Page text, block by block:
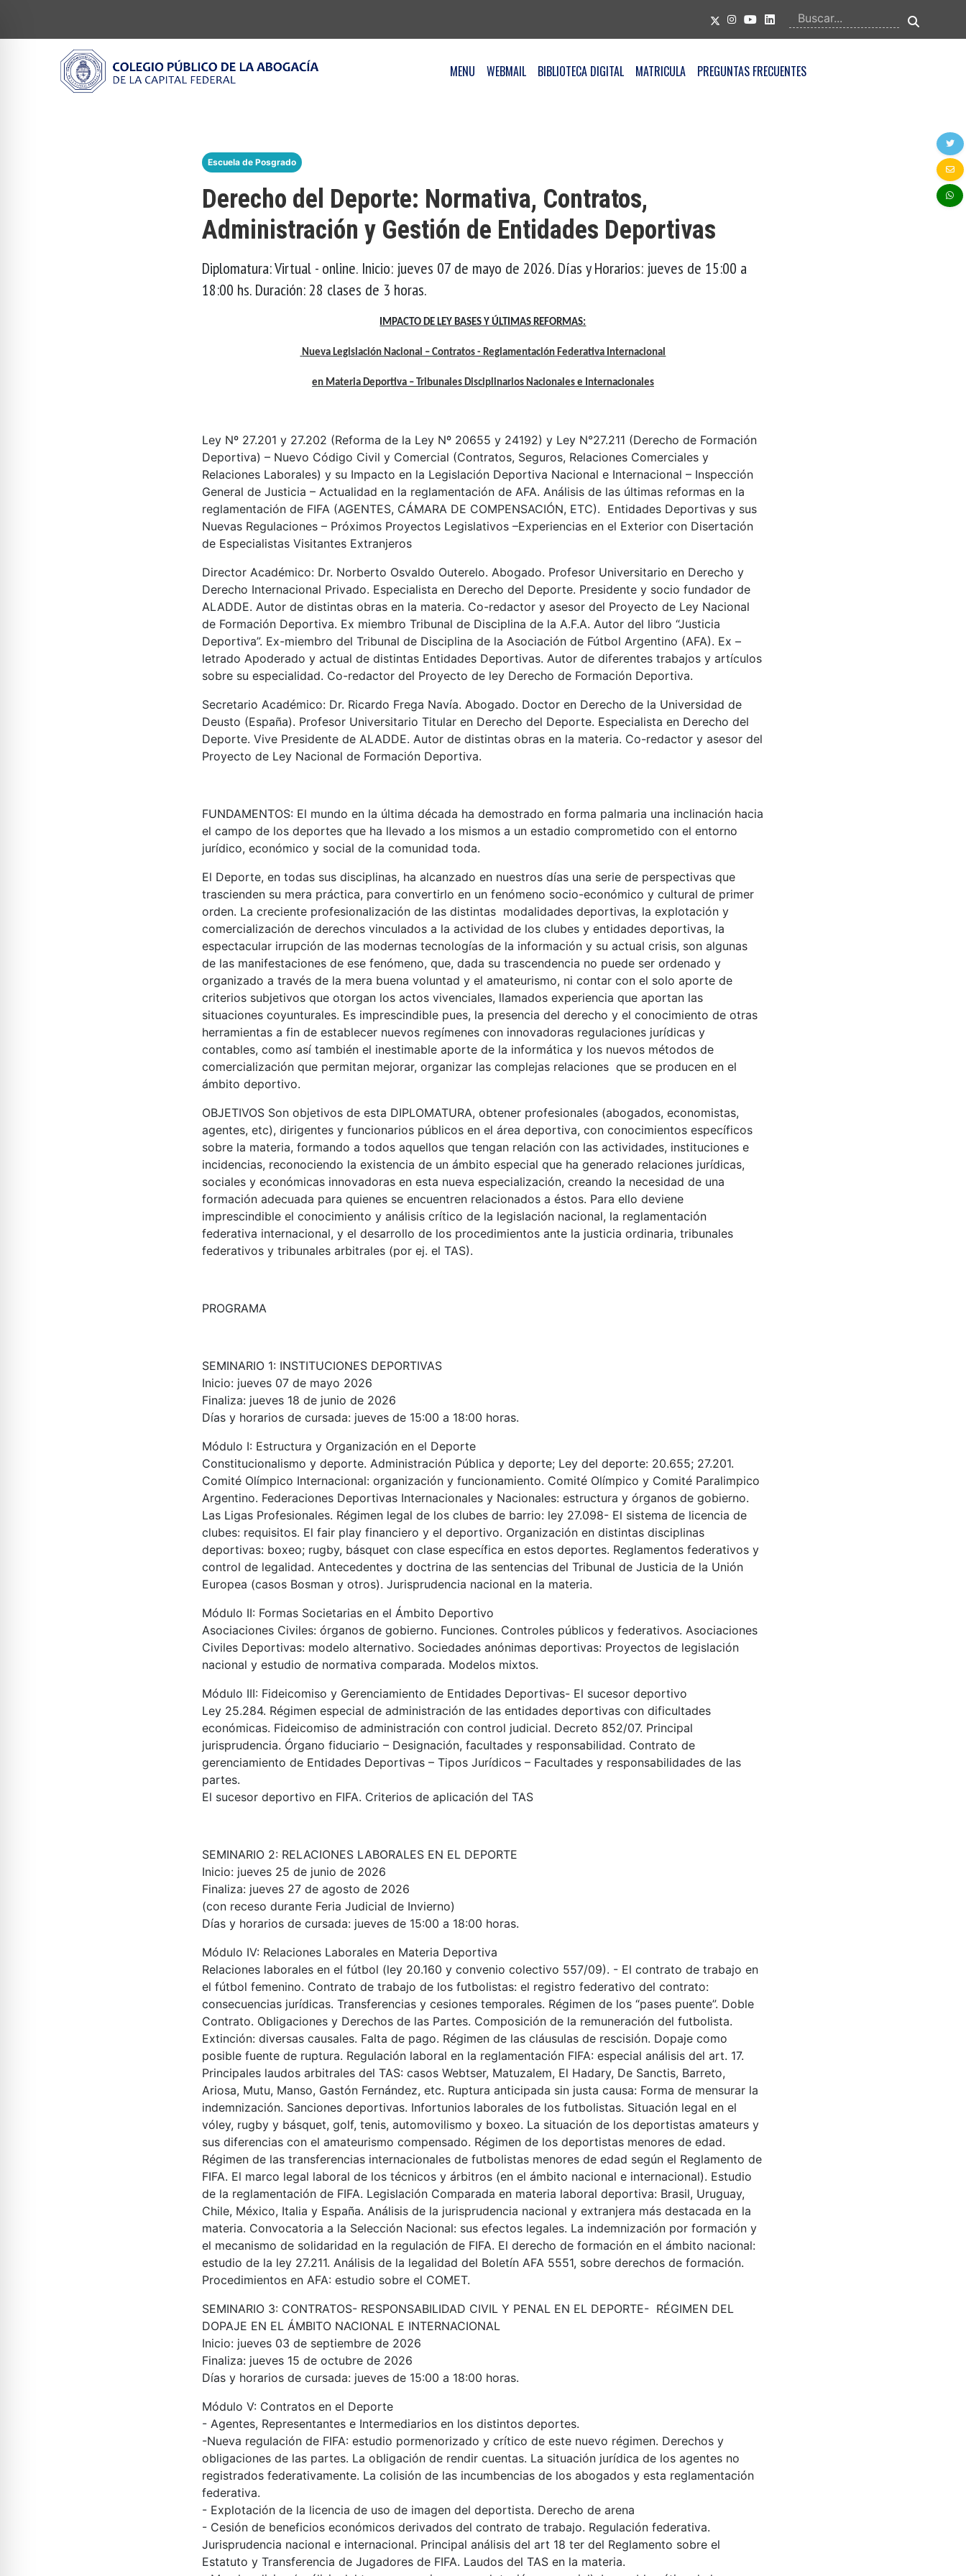
MENU WEBMAIL BIBLIOTECA DIGITAL MATRICULA PREGUNTAS FRECUENTES
Escuela de Posgrado
Derecho del Deporte: Normativa, Contratos,
Administración y Gestión de Entidades Deportivas
Diplomatura: Virtual - online. Inicio: jueves 07 de mayo de 2026. Días y Horarios: jueves de 15:00 a
18:00 hs. Duración: 28 clases de 3 horas.
IMPACTO DE LEY BASES Y ÚLTIMAS REFORMAS:
Nueva Legislación Nacional – Contratos - Reglamentación Federativa Internacional
en Materia Deportiva – Tribunales Disciplinarios Nacionales e Internacionales
Ley Nº 27.201 y 27.202 (Reforma de la Ley Nº 20655 y 24192) y Ley N°27.211 (Derecho de Formación
Deportiva) – Nuevo Código Civil y Comercial (Contratos, Seguros, Relaciones Comerciales y
Relaciones Laborales) y su Impacto en la Legislación Deportiva Nacional e Internacional – Inspección
General de Justicia – Actualidad en la reglamentación de AFA. Análisis de las últimas reformas en la
reglamentación de FIFA (AGENTES, CÁMARA DE COMPENSACIÓN, ETC). Entidades Deportivas y sus
Nuevas Regulaciones – Próximos Proyectos Legislativos –Experiencias en el Exterior con Disertación
de Especialistas Visitantes Extranjeros
Director Académico: Dr. Norberto Osvaldo Outerelo.Abogado. Profesor Universitario en Derecho y
Derecho Internacional Privado. Especialista en Derecho del Deporte. Presidente y socio fundador de
ALADDE. Autor de distintas obras en la materia. Co-redactor y asesor del Proyecto de Ley Nacional
de Formación Deportiva. Ex miembro Tribunal de Disciplina de la A.F.A. Autor del libro “Justicia
Deportiva”. Ex-miembro del Tribunal de Disciplina de la Asociación de Fútbol Argentino (AFA). Ex –
letrado Apoderado y actual de distintas Entidades Deportivas. Autor de diferentes trabajos y artículos
sobre su especialidad. Co-redactor del Proyecto de ley Derecho de Formación Deportiva.
Secretario Académico: Dr. Ricardo Frega Navía.Abogado. Doctor en Derecho de la Universidad de
Deusto (España). Profesor Universitario Titular en Derecho del Deporte. Especialista en Derecho del
Deporte. Vive Presidente de ALADDE. Autor de distintas obras en la materia. Co-redactor y asesor del
Proyecto de Ley Nacional de Formación Deportiva.
FUNDAMENTOS: El mundo en la última década ha demostrado en forma palmaria una inclinación hacia
el campo de los deportes que ha llevado a los mismos a un estadio comprometido con el entorno
jurídico, económico y social de la comunidad toda.
El Deporte, en todas sus disciplinas, ha alcanzado en nuestros días una serie de perspectivas que
trascienden su mera práctica, para convertirlo en un fenómeno socio-económico y cultural de primer
orden. La creciente profesionalización de las distintas modalidades deportivas, la explotación y
comercialización de derechos vinculados a la actividad de los clubes y entidades deportivas, la
espectacular irrupción de las modernas tecnologías de la información y su actual crisis, son algunas
de las manifestaciones de ese fenómeno, que, dada su trascendencia no puede ser ordenado y
organizado a través de la mera buena voluntad y el amateurismo, ni contar con el solo aporte de
criterios subjetivos que otorgan los actos vivenciales, llamados experiencia que aportan las
situaciones coyunturales. Es imprescindible pues, la presencia del derecho y el conocimiento de otras
herramientas a fin de establecer nuevos regímenes con innovadoras regulaciones jurídicas y
contables, como así también el inestimable aporte de la informática y los nuevos métodos de
comercialización que permitan mejorar, organizar las complejas relaciones que se producen en el
ámbito deportivo.
OBJETIVOS Son objetivos de esta DIPLOMATURA, obtener profesionales (abogados, economistas,
agentes, etc), dirigentes y funcionarios públicos en el área deportiva, con conocimientos específicos
sobre la materia, formando a todos aquellos que tengan relación con las actividades, instituciones e
incidencias, reconociendo la existencia de un ámbito especial que ha generado relaciones jurídicas,
sociales y económicas innovadoras en esta nueva especialización, creando la necesidad de una
formación adecuada para quienes se encuentren relacionados a éstos. Para ello deviene
imprescindible el conocimiento y análisis crítico de la legislación nacional, la reglamentación
federativa internacional, y el desarrollo de los procedimientos ante la justicia ordinaria, tribunales
federativos y tribunales arbitrales (por ej. el TAS).
PROGRAMA
SEMINARIO 1: INSTITUCIONES DEPORTIVAS
Inicio: jueves 07 de mayo 2026
Finaliza: jueves 18 de junio de 2026
Días y horarios de cursada: jueves de 15:00 a 18:00 horas.
Módulo I: Estructura y Organización en el Deporte
Constitucionalismo y deporte. Administración Pública y deporte; Ley del deporte: 20.655; 27.201.
Comité Olímpico Internacional: organización y funcionamiento. Comité Olímpico y Comité Paralimpico
Argentino. Federaciones Deportivas Internacionales y Nacionales: estructura y órganos de gobierno.
Las Ligas Profesionales. Régimen legal de los clubes de barrio: ley 27.098- El sistema de licencia de
clubes: requisitos. El fair play financiero y el deportivo. Organización en distintas disciplinas
deportivas: boxeo; rugby, básquet con clase específica en estos deportes. Reglamentos federativos y
control de legalidad. Antecedentes y doctrina de las sentencias del Tribunal de Justicia de la Unión
Europea (casos Bosman y otros). Jurisprudencia nacional en la materia.
Módulo II: Formas Societarias en el Ámbito Deportivo
Asociaciones Civiles: órganos de gobierno. Funciones. Controles públicos y federativos. Asociaciones
Civiles Deportivas: modelo alternativo. Sociedades anónimas deportivas: Proyectos de legislación
nacional y estudio de normativa comparada. Modelos mixtos.
Módulo III: Fideicomiso y Gerenciamiento de Entidades Deportivas- El sucesor deportivo
Ley 25.284. Régimen especial de administración de las entidades deportivas con dificultades
económicas. Fideicomiso de administración con control judicial. Decreto 852/07. Principal
jurisprudencia. Órgano fiduciario – Designación, facultades y responsabilidad. Contrato de
gerenciamiento de Entidades Deportivas – Tipos Jurídicos – Facultades y responsabilidades de las
partes.
El sucesor deportivo en FIFA. Criterios de aplicación del TAS
SEMINARIO 2: RELACIONES LABORALES EN EL DEPORTE
Inicio: jueves 25 de juniode 2026
Finaliza: jueves 27 de agosto de 2026
(con receso durante Feria Judicial de Invierno)
Días y horarios de cursada: jueves de 15:00 a 18:00 horas.
Módulo IV: Relaciones Laborales en Materia Deportiva
Relaciones laborales en el fútbol (ley 20.160 y convenio colectivo 557/09). - El contrato de trabajo en
el fútbol femenino. Contrato de trabajo de los futbolistas: el registro federativo del contrato:
consecuencias jurídicas. Transferencias y cesiones temporales. Régimen de los “pases puente”. Doble
Contrato. Obligaciones y Derechos de las Partes. Composición de la remuneración del futbolista.
Extinción: diversas causales. Falta de pago. Régimen de las cláusulas de rescisión. Dopaje como
posible fuente de ruptura. Regulación laboral en la reglamentación FIFA: especial análisis del art. 17.
Principales laudos arbitrales del TAS: casos Webtser, Matuzalem, El Hadary, De Sanctis, Barreto,
Ariosa, Mutu, Manso, Gastón Fernández, etc. Ruptura anticipada sin justa causa: Forma de mensurar la
indemnización. Sanciones deportivas. Infortunios laborales de los futbolistas. Situación legal en el
vóley, rugby y básquet, golf, tenis, automovilismo y boxeo. La situación de los deportistas amateurs y
sus diferencias con el amateurismo compensado. Régimen de los deportistas menores de edad.
Régimen de las transferencias internacionales de futbolistas menores de edad según el Reglamento de
FIFA. El marco legal laboral de los técnicos y árbitros (en el ámbito nacional e internacional). Estudio
de la reglamentación de FIFA. Legislación Comparada en materia laboral deportiva: Brasil, Uruguay,
Chile, México, Italia y España. Análisis de la jurisprudencia nacional y extranjera más destacada en la
materia. Convocatoria a la Selección Nacional: sus efectos legales. La indemnización por formación y
el mecanismo de solidaridad en la regulación de FIFA. El derecho de formación en el ámbito nacional:
estudio de la ley 27.211. Análisis de la legalidad del Boletín AFA 5551, sobre derechos de formación.
Procedimientos en AFA: estudio sobre el COMET.
SEMINARIO 3: CONTRATOS- RESPONSABILIDAD CIVIL Y PENAL EN EL DEPORTE- RÉGIMEN DEL
DOPAJE EN EL ÁMBITO NACIONAL E INTERNACIONAL
Inicio: jueves 03 de septiembre de 2026
Finaliza: jueves 15 de octubre de 2026
Días y horarios de cursada: jueves de 15:00 a 18:00 horas.
Módulo V: Contratos en el Deporte
- Agentes, Representantes e Intermediarios en los distintos deportes.
-Nueva regulación de FIFA: estudio pormenorizado y crítico de este nuevo régimen. Derechos y
obligaciones de las partes. La obligación de rendir cuentas. La situación jurídica de los agentes no
registrados federativamente. La colisión de las incumbencias de los abogados y esta reglamentación
federativa.
- Explotación de la licencia de uso de imagen del deportista. Derecho de arena
- Cesión de beneficios económicos derivados del contrato de trabajo. Regulación federativa.
Jurisprudencia nacional e internacional. Principal análisis del art 18 ter del Reglamento sobre el
Estatuto y Transferencia de Jugadores de FIFA. Laudos del TAS en la materia.